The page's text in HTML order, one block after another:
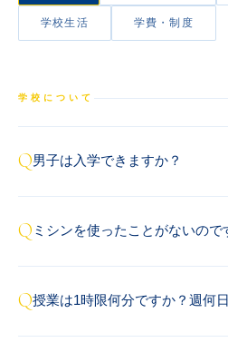
オープンキャンパス
学校生活 学費・制度
学校について
Q男子は入学できますか？
Q ミシンを使ったことがないので
Q授業は1時限何分ですか？週何